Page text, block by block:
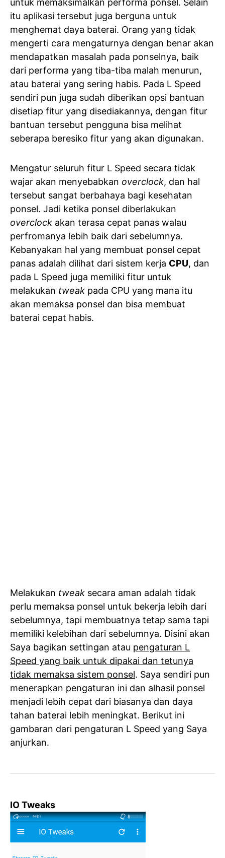
untuk memaksimalkan performa ponsel. Selain
itu aplikasi tersebut juga berguna untuk
menghemat daya baterai. Orang yang tidak
mengerti cara mengaturnya dengan benar akan
mendapatkan masalah pada ponselnya, baik
dari performa yang tiba-tiba malah menurun,
atau baterai yang sering habis. Pada L Speed
sendiri pun juga sudah diberikan opsi bantuan
disetiap fitur yang disediakannya, dengan fitur
bantuan tersebut pengguna bisa melihat
seberapa beresiko fitur yang akan digunakan.
Mengatur seluruh fitur L Speed secara tidak
wajar akan menyebabkan overclock, dan hal
tersebut sangat berbahaya bagi kesehatan
ponsel. Jadi ketika ponsel diberlakukan
overclock akan terasa cepat panas walau
perfromanya lebih baik dari sebelumnya.
Kebanyakan hal yang membuat ponsel cepat
panas adalah dilihat dari sistem kerja CPU, dan
pada L Speed juga memiliki fitur untuk
melakukan tweak pada CPU yang mana itu
akan memaksa ponsel dan bisa membuat
baterai cepat habis.
Melakukan tweak secara aman adalah tidak
perlu memaksa ponsel untuk bekerja lebih dari
sebelumnya, tapi membuatnya tetap sama tapi
memiliki kelebihan dari sebelumnya. Disini akan
Saya bagikan settingan atau pengaturan L
Speed yang baik untuk dipakai dan tetunya
tidak memaksa sistem ponsel. Saya sendiri pun
menerapkan pengaturan ini dan alhasil ponsel
menjadi lebih cepat dari biasanya dan daya
tahan baterai lebih meningkat. Berikut ini
gambaran dari pengaturan L Speed yang Saya
anjurkan.
IO Tweaks